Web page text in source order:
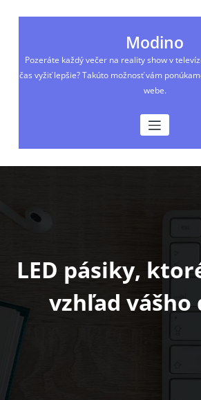
Modino
Pozeráte každý večer na reality show v
čas vyžiť lepšie? Takúto možnosť vám
webe.
LED pásiky,
vzhľad vášho